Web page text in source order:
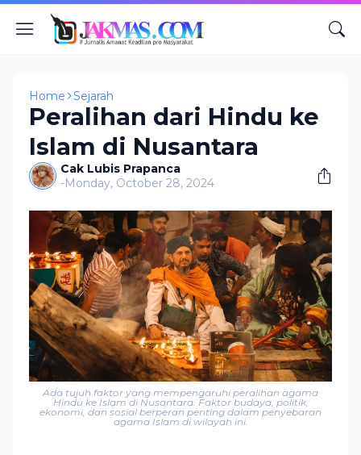
Home Sejarah
Peralihan dari Hindu ke
Islam di Nusantara
Cak Lubis Prapanca
-Monday, October 28, 2024
Ada tujuh faktor yang mempengaruhi peralihan agama
Hindu ke Islam di Nusantara. Faktor budaya, politik,
ekonomi, dan sosial berperan penting dalam penyebaran
agama Islam di wilayah ini.